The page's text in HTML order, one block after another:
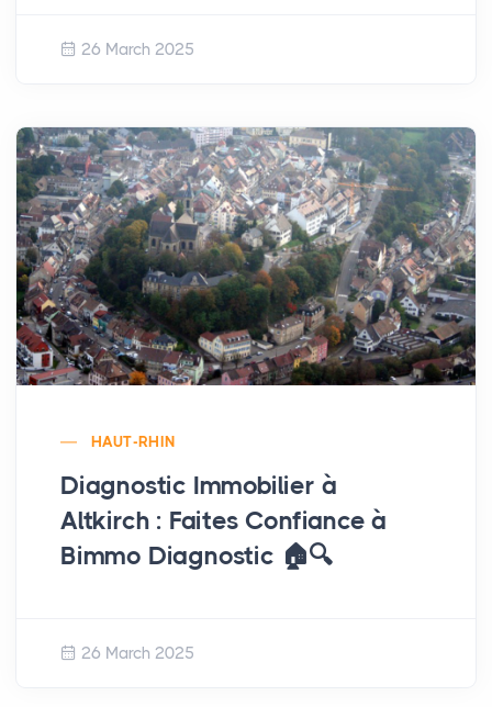
26 March 2025
HAUT-RHIN
Diagnostic Immobilier à
Altkirch : Faites Confiance à
Bimmo Diagnostic 🏠🔍
26 March 2025